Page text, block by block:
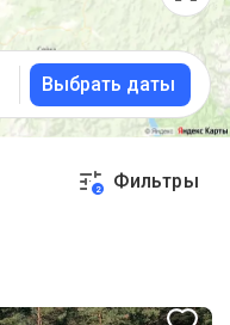
Выбрать даты
2 Фильтры